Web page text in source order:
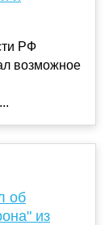
РФ
возможное
об
из